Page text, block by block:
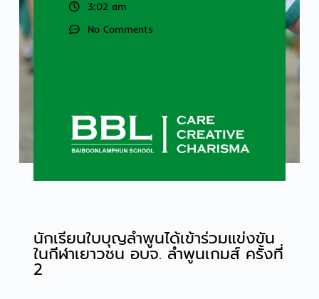
3:02 am
No Comments
นักเรียนใบบุญลำพูนได้เข้าร่วมแข่งขัน
ในกีฬาเยาวชน อบจ. ลำพูนเกมส์ ครั้งที่
2